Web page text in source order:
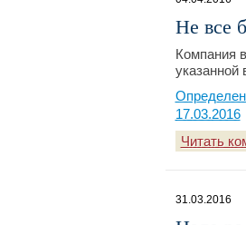
Не все
Компания
17.03.2016
Читать
31.03.2016